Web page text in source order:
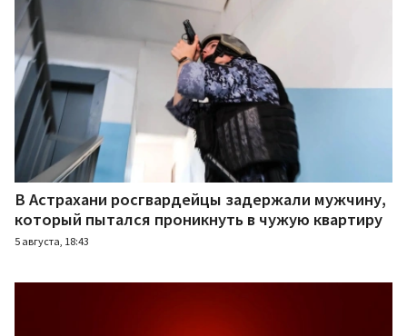
В Астрахани росгвардейцы задержали мужчину,
который пытался проникнуть в чужую квартиру
5 августа, 18:43